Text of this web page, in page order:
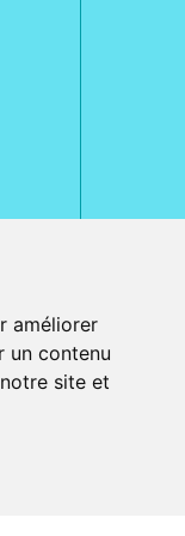
améliorer
un contenu
site et
d' un